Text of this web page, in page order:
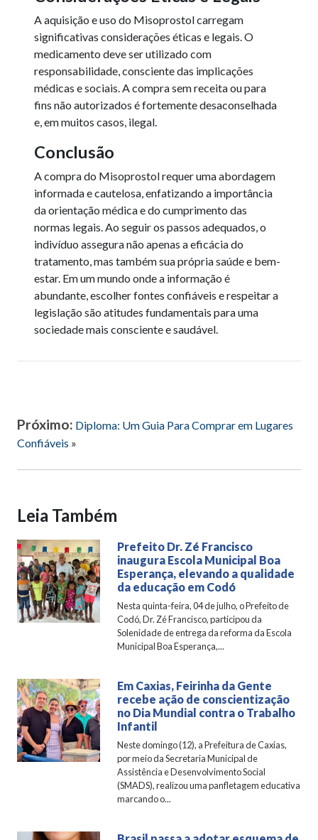
A aquisição e uso do Misoprostol carregam
significativas considerações éticas e legais. O
medicamento deve ser utilizado com
responsabilidade, consciente das implicações
médicas e sociais. A compra sem receita ou para
fins não autorizados é fortemente desaconselhada
e, em muitos casos, ilegal.
Conclusão
A compra do Misoprostol requer uma abordagem
informada e cautelosa, enfatizando a importância
da orientação médica e do cumprimento das
normas legais. Ao seguir os passos adequados, o
indivíduo assegura não apenas a eficácia do
tratamento, mas também sua própria saúde e bem-
estar. Em um mundo onde a informação é
abundante, escolher fontes confiáveis e respeitar a
legislação são atitudes fundamentais para uma
sociedade mais consciente e saudável.
Próximo: Diploma: Um Guia Para Comprar em Lugares
Confiáveis »
Leia Também
Prefeito Dr. Zé Francisco
inaugura Escola Municipal Boa
Esperança, elevando a qualidade
da educação em Codó
Nesta quinta-feira, 04 de julho, o Prefeito de
Codó, Dr. Zé Francisco, participou da
Solenidade de entrega da reforma da Escola
Municipal Boa Esperança,...
Em Caxias, Feirinha da Gente
recebe ação de conscientização
no Dia Mundial contra o Trabalho
Infantil
Neste domingo (12), a Prefeitura de Caxias,
por meio da Secretaria Municipal de
Assistência e Desenvolvimento Social
(SMADS), realizou uma panfletagem educativa
marcando o...